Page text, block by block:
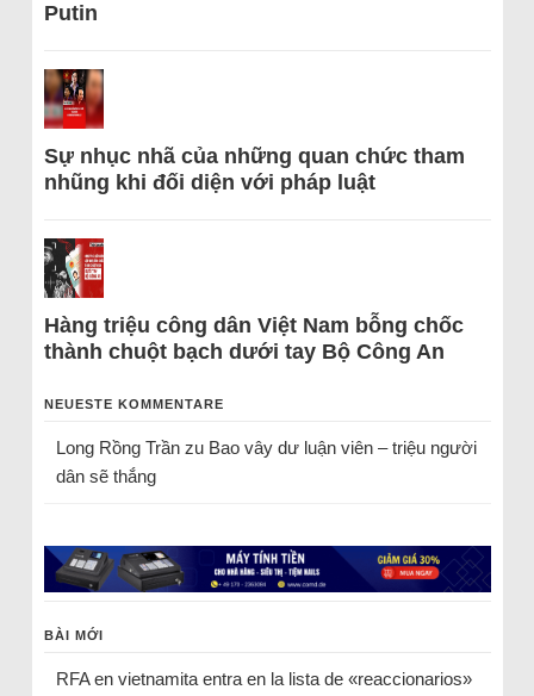
Putin
Sự nhục nhã của những quan chức tham
nhũng khi đối diện với pháp luật
Hàng triệu công dân Việt Nam bỗng chốc
thành chuột bạch dưới tay Bộ Công An
NEUESTE KOMMENTARE
Long Rồng Trầnzu Bao vây dư luận viên – triệu người
dân sẽ thắng
BÀI MỚI
RFA en vietnamita entra en la lista de «reaccionarios»